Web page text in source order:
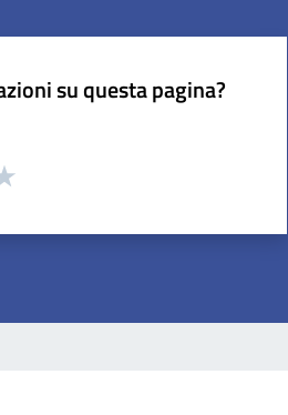
su questa pagina?